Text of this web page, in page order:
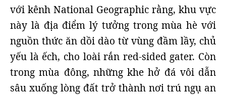
với kênh National Geographic rằng, khu vực
này là địa điểm lý tưởng trong mùa hè với
nguồn thức ăn dồi dào từ vùng đầm lầy, chủ
yếu là ếch, cho loài rắn red-sided gater. Còn
trong mùa đông, những khe hở đá vôi dẫn
sâu xuống lòng đất trở thành nơi trú ngụ an